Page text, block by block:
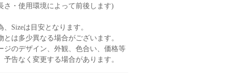
さ・使用環境によって前後します)
Sizeは目安となります。
は多少異なる場合がございます。
のデザイン、外観、色合い、価格等
予告なく変更する場合があります。